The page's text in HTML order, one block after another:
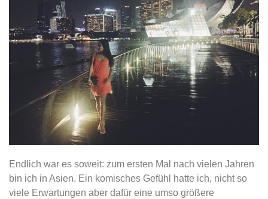
Endlich war es soweit: zum ersten Mal nach vielen Jahren
bin ich in Asien. Ein komisches Gefühl hatte ich, nicht so
viele Erwartungen aber dafür eine umso größere